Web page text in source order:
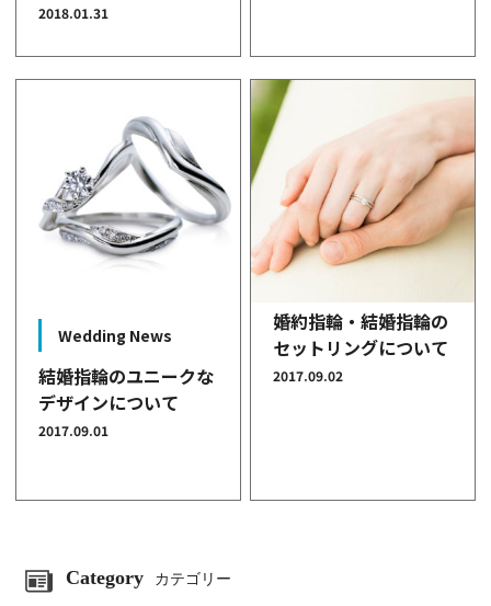
2018.01.31
Wedding News
結婚指輪のユニークな
デザインについて
2017.09.01
婚約指輪・結婚指輪の
セットリングについて
2017.09.02
Category カテゴリー